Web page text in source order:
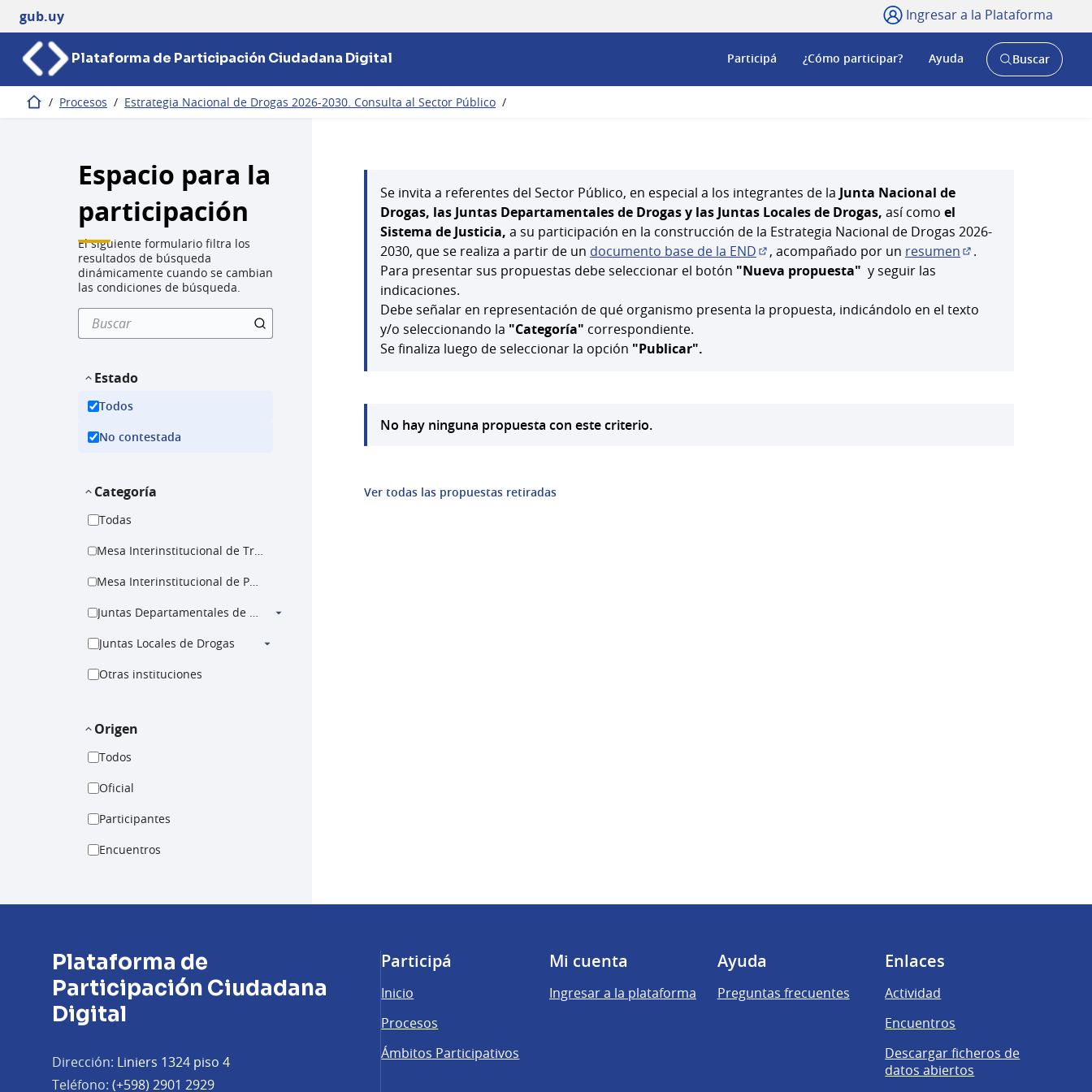
gub.uy Ingresar a la Plataforma
Plataforma de Participación Ciudadana Digital Participá ¿Cómo participar? Ayuda
AbrirBuscar
Inicio / Procesos / Estrategia Nacional de Drogas 2026-2030. Consulta al Sector Público /
Espacio para la
participación
El siguiente formulario filtra los
resultados de búsqueda
dinámicamente cuando se cambian
las condiciones de búsqueda.
Estado
Todos
No contestada
Categoría
Todas
Mesa Interinstitucional de Tratamiento
Mesa Interinstitucional de Prevención
Juntas Departamentales de Drogas
Juntas Locales de Drogas
Otras instituciones
Origen
Todos
Oficial
Participantes
Encuentros
Se invita a referentes del Sector Público, en especial a los integrantes de la Junta Nacional de
Drogas, las Juntas Departamentales de Drogas y las Juntas Locales de Drogas, así como el
Sistema de Justicia, a su participación en la construcción de la Estrategia Nacional de Drogas 2026-
2030, que se realiza a partir de un documento base de la END
(Abrir en una pestaña nueva)
, acompañado por un resumen
.
Para presentar sus propuestas debe seleccionar el botón "Nueva propuesta" y seguir las
indicaciones.
Debe señalar en representación de qué organismo presenta la propuesta, indicándolo en el texto
y/o seleccionando la "Categoría" correspondiente.
Se finaliza luego de seleccionar la opción "Publicar".
No hay ninguna propuesta con este criterio.
Ver todas las propuestas retiradas
Plataforma de
Participación Ciudadana
Digital
Dirección: Liniers 1324 piso 4
Teléfono: (+598) 2901 2929
Participá
Inicio
Procesos
Ámbitos Participativos
Mi cuenta
Ingresar a la plataforma
Ayuda
Preguntas frecuentes
Enlaces
Actividad
Encuentros
Descargar ficheros de
datos abiertos